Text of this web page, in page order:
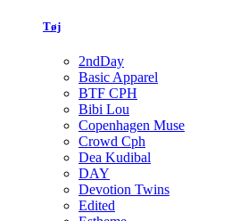
Tøj
2ndDay
Basic Apparel
BTF CPH
Bibi Lou
Copenhagen Muse
Crowd Cph
Dea Kudibal
DAY
Devotion Twins
Edited